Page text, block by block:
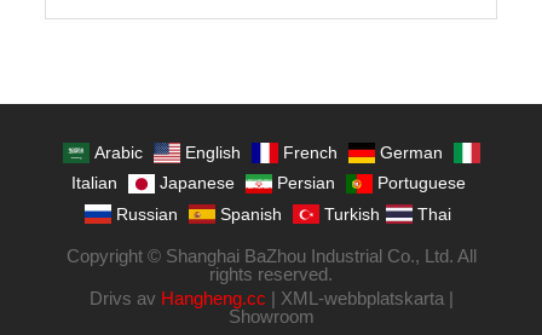
Arabic English French
German
Italian
Japanese Persian
Portuguese
Russian
Spanish Turkish Thai
Copyright © Shanghai BaZhou Industrial Co., Ltd. All
rights reserved.
Drivs av Hangheng.cc | XML-webbplatskarta |
Showroom